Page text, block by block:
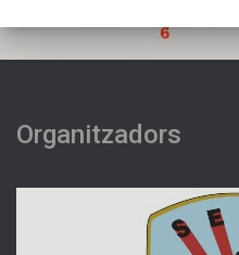
Organitzadors